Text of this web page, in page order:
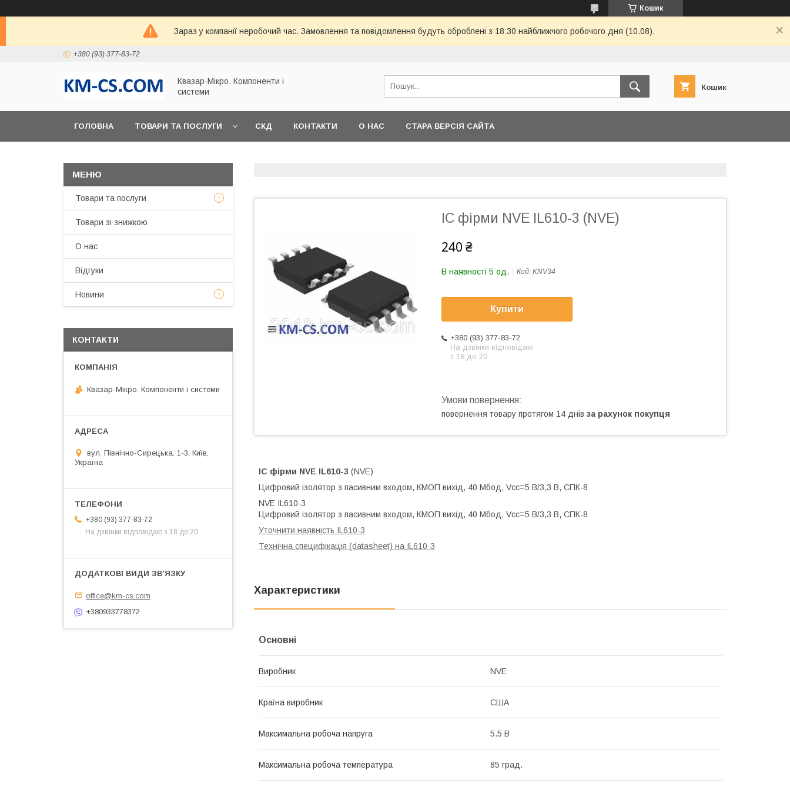
Кошик
Зараз у компанії неробочий час. Замовлення та повідомлення будуть оброблені з 18:30 найближчого робочого дня (10.08).
+380 (93) 377-83-72
Квазар-Мікро. Компоненти і
системи
Кошик
ГОЛОВНА ТОВАРИ ТА ПОСЛУГИ СКД КОНТАКТИ О НАС СТАРА ВЕРСІЯ САЙТА
ІС фірми NVE IL610-3 (NVE)
240 ₴
В наявності 5 од. Код: KNV34
Купити
+380 (93) 377-83-72
На дзвінки відповідаю
з 18 до 20
повернення товару протягом 14 днів за рахунок покупця
ІС фірми NVE IL610-3 (NVE)
Цифровий ізолятор з пасивним входом, КМОП вихід, 40 Мбод, Vcc=5 В/3,3 В, СПК-8
NVE IL610-3
Цифровий ізолятор з пасивним входом, КМОП вихід, 40 Мбод, Vcc=5 В/3,3 В, СПК-8
Уточнити наявність IL610-3
Технічна специфікація (datasheet) на IL610-3
Характеристики
Основні
Виробник NVE
Країна виробник США
Максимальна робоча напруга 5.5 В
Максимальна робоча температура 85 град.
Товари та послуги
Товари зі знижкою
О нас
Відгуки
Новини
КОНТАКТИ
Квазар-Мікро. Компоненти і системи
вул. Північно-Сирецька, 1-3, Київ,
Україна
+380 (93) 377-83-72
На дзвінки відповідаю з 18 до 20
office@km-cs.com
+380933778372